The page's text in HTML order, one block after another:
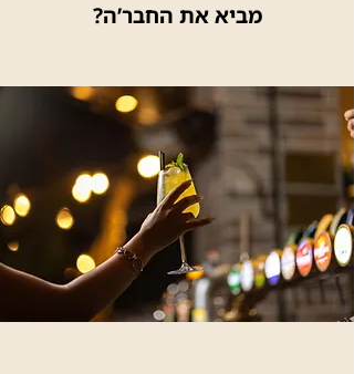
מביא את החבר’ה?